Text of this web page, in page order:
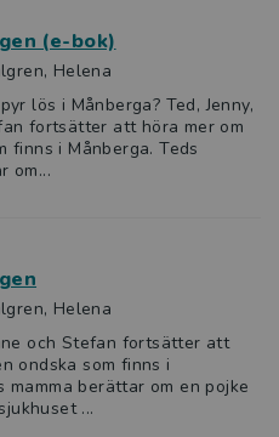
(e-bok)
Helena
lös i Månberga? Ted, Jenny,
fortsätter att höra mer om
finns i Månberga. Teds
om...
Helena
och Stefan fortsätter att
ondska som finns i
mamma berättar om en pojke
...